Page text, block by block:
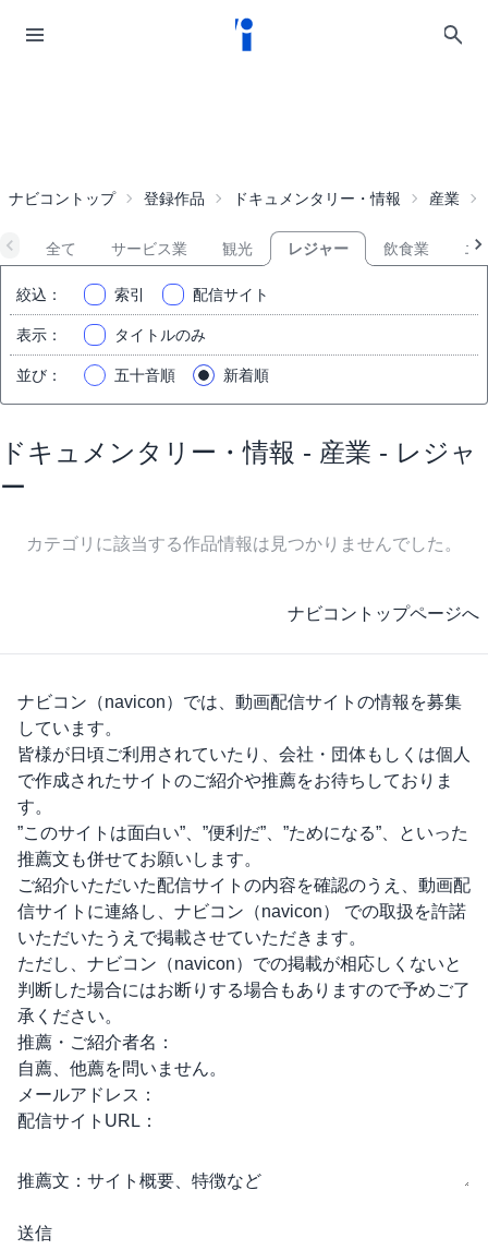
ナビコントップ 登録作品 ドキュメンタリー・情報 産業
全て サービス業 観光 レジャー 飲食業 エ
絞込 ： 索引 配信サイト
表示 ： タイトルのみ
並び ： 五十音順 新着順
ドキュメンタリー・情報 - 産業 - レジャ
ー
カテゴリに該当する作品情報は見つかりませんでした。
ナビコントップページへ
ナビコン（navicon） では、動画配信サイトの情報を募集
しています。
皆様が日頃ご利用されていたり、会社・団体もしくは個人
で作成されたサイトのご紹介や推薦をお待ちしておりま
す。
”このサイトは面白い”、”便利だ”、”ためになる”、といった
推薦文も併せてお願いします。
ご紹介いただいた配信サイトの内容を確認のうえ、動画配
信サイトに連絡し、 ナビコン（navicon）
での取扱を許諾
いただいたうえで掲載させていただきます。
ただし、 ナビコン（navicon） での掲載が相応しくないと
判断した場合にはお断りする場合もありますので予めご了
承ください。
推薦・ご紹介者名：
自薦、他薦を問いません。
メールアドレス：
配信サイトURL：
推薦文： サイト概要、特徴など